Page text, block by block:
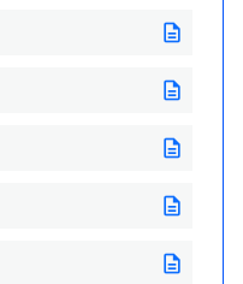
description
description
description
description
description